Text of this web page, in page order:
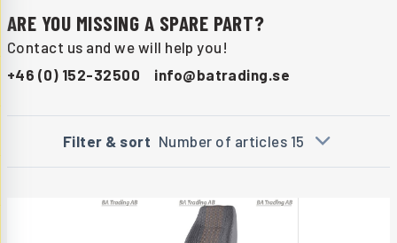
ARE YOU MISSING A SPARE PART?
Contact us and we will help you!
+46 (0) 152-32500
info@batrading.se
Filter & sort Number of articles 15